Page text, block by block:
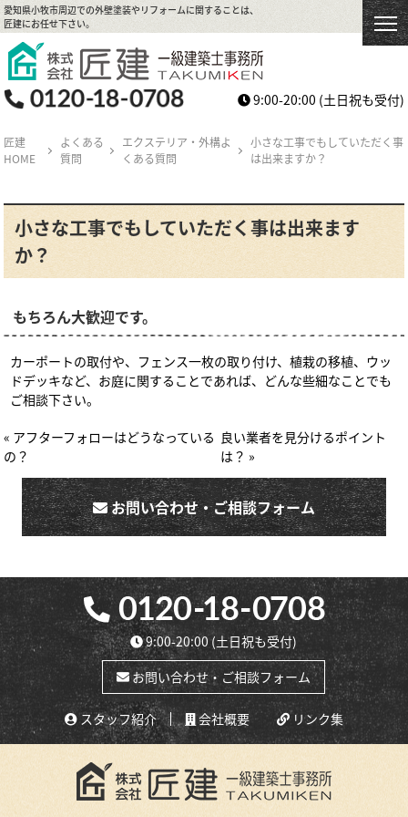
愛知県小牧市周辺での外壁塗装やリフォームに関することは、
匠建にお任せ下さい。
9:00-20:00 (土日祝も受付)
匠建
HOME
よくある
質問
エクステリア・外構よ
くある質問
小さな工事でもしていただく事
は出来ますか？
小さな工事でもしていただく事は出来ます
か？
もちろん大歓迎です。
カーポートの取付や、フェンス一枚の取り付け、植栽の移植、ウッ
ドデッキなど、お庭に関することであれば、どんな些細なことでも
ご相談下さい。
« アフターフォローはどうなっている
の？
良い業者を見分けるポイント
は？ »
お問い合わせ・ご相談フォーム
9:00-20:00(土日祝も受付)
お問い合わせ・ご相談フォーム
スタッフ紹介 会社概要 リンク集